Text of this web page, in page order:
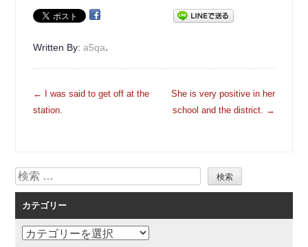
Written By:a5qa.
投
稿
ー
シ
ョ
ン
←
I was said to get off at the
station.
She is very positive in her
school and the district. →
検
索
カテゴリー
カ